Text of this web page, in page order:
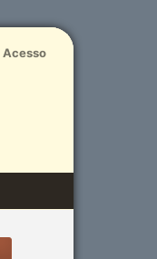
Acesso